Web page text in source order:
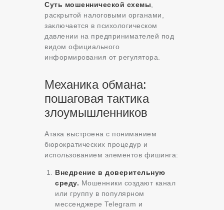
Суть мошеннической схемы
раскрытой налоговыми органами,
заключается в психологическом
давлении на предпринимателей под
видом официального
информирования от регулятора.
Механика обмана:
пошаговая тактика
злоумышленников
Атака выстроена с пониманием
бюрократических процедур и
использованием элементов фишинга:
Внедрение в доверительную
среду. Мошенники создают канал
или группу в популярном
мессенджере Telegram и